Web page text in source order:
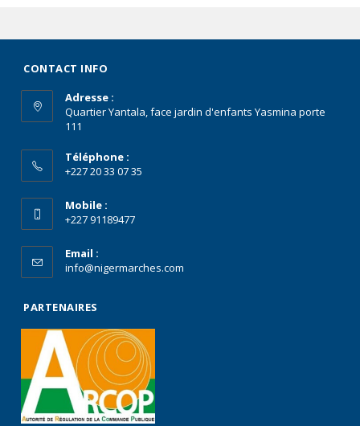
CONTACT INFO
Adresse :
Quartier Yantala, face jardin d'enfants Yasmina porte
111
Téléphone :
+227 20 33 07 35
Mobile :
+227 91189477
Email :
info@nigermarches.com
PARTENAIRES